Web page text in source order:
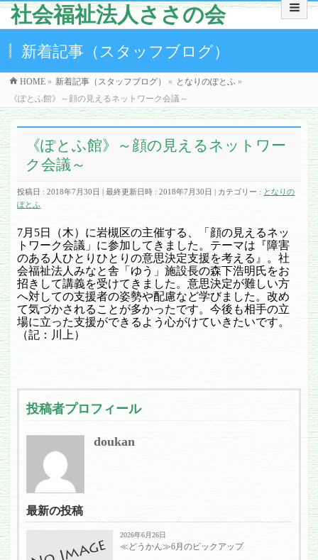
社会福祉法人ささの会
新着記事（スタッフブログ）
HOME » 新着記事（スタッフブログ） » となりのぽとふ »
《ぽとふ館》～顔の見えるネットワーク会議～
《ぽとふ館》～顔の見えるネットワー
ク会議～
投稿日 : 2018年7月30日 最終更新日時 : 2018年7月30日 カテゴリー : となりの
ぽとふ
7月 5日（木）に岩槻区の主催する、「顔の見えるネッ
トワーク会議」に参加してきました。テーマは『障害
のある人ひとりひとりの意思決定支援を考える』。社
会福祉法人みなと舎「ゆう」施設長の森下浩明氏をお
招きして講義を受けてきました。意思決定が難しい方
へ対しての支援者の姿勢や配慮など学びました。改め
て気づかされることが多かったです。今後も相手の立
場に立った支援ができるよう心がけていきたいです。
（記：川上）
投稿者プロフィール
doukan
最新の投稿
2026年6月26日
≪どうかん≫6月のピックアップ